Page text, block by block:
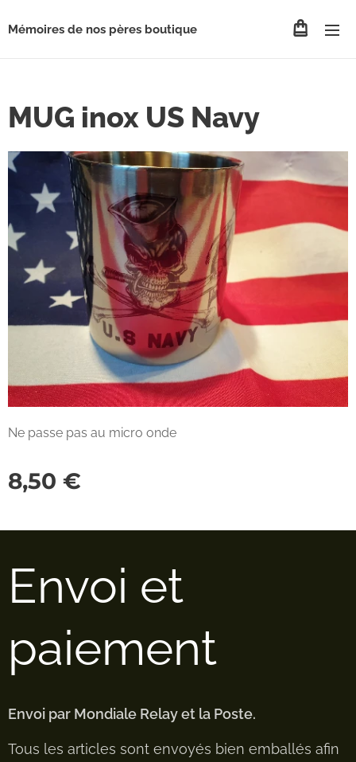
Mémoires de nos pères boutique
MUG inox US Navy
Ne passe pas au micro onde
8,50 €
Envoi et
paiement
Envoi par Mondiale Relay et la Poste.
Tous les articles sont envoyés bien emballés afin